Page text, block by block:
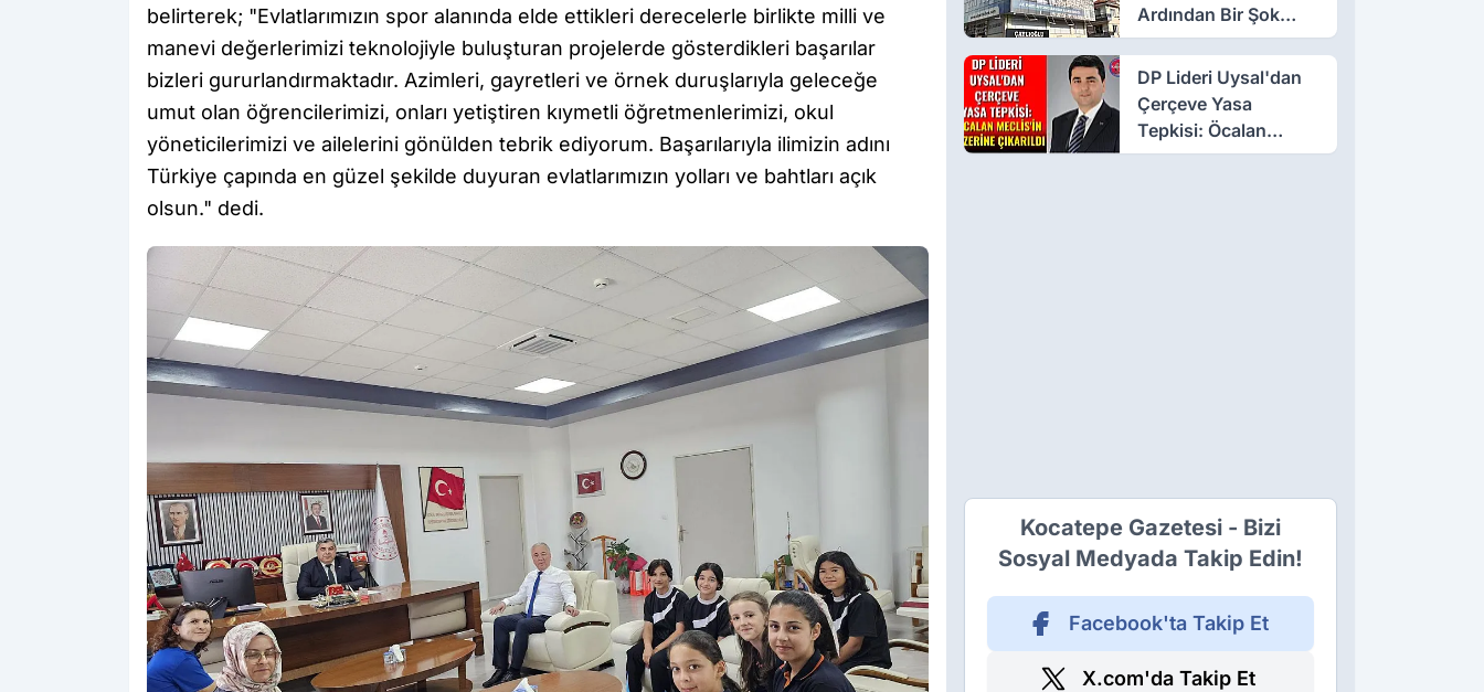
belirterek; "Evlatlarımızın spor alanında elde ettikleri derecelerle birlikte milli ve
manevi değerlerimizi teknolojiyle buluşturan projelerde gösterdikleri başarılar
bizleri gururlandırmaktadır. Azimleri, gayretleri ve örnek duruşlarıyla geleceğe
umut olan öğrencilerimizi, onları yetiştiren kıymetli öğretmenlerimizi, okul
yöneticilerimizi ve ailelerini gönülden tebrik ediyorum. Başarılarıyla ilimizin adını
Türkiye çapında en güzel şekilde duyuran evlatlarımızın yolları ve bahtları açık
olsun." dedi.
Ardından Bir Şok
Daha!
DP Lideri Uysal'dan
Çerçeve Yasa
Tepkisi: Öcalan
Meclis'in Üzerine
Kocatepe Gazetesi - Bizi
Sosyal Medyada Takip Edin!
Facebook'ta Takip Et
X.com'da Takip Et